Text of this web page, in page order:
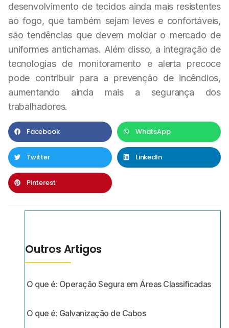
desenvolvimento de tecidos ainda mais resistentes
ao fogo, que também sejam leves e confortáveis,
são tendências que devem moldar o mercado de
uniformes antichamas. Além disso, a integração de
tecnologias de monitoramento e alerta precoce
pode contribuir para a prevenção de incêndios,
aumentando ainda mais a segurança dos
trabalhadores.
Facebook WhatsApp
Twitter LinkedIn
Pinterest
Outros Artigos
O que é: Operação Segura em Áreas Classificadas
O que é: Galvanização de Cabos